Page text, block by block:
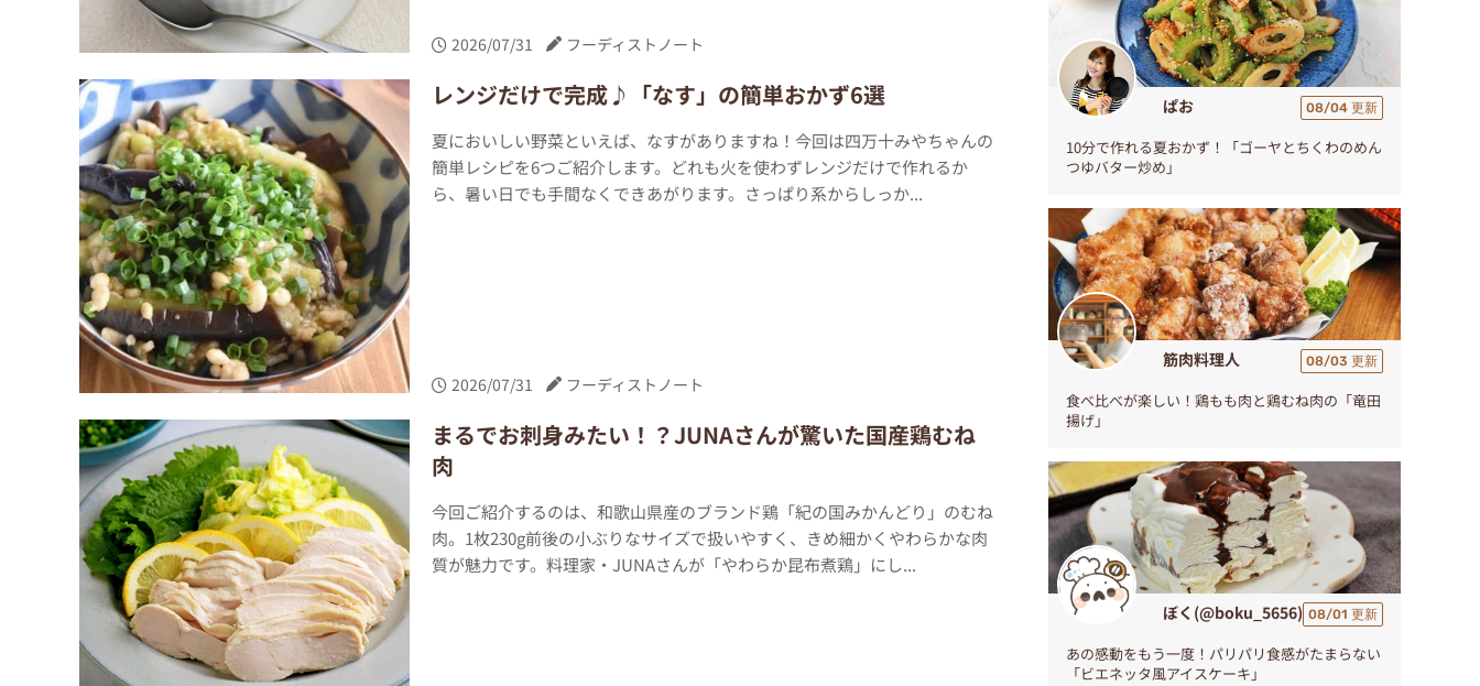
2026/07/31 フーディストノート
レンジだけで完成♪「なす」の簡単おかず6選
夏においしい野菜といえば、なすがありますね！今回は四万十みやちゃんの
簡単レシピを6つご紹介します。どれも火を使わずレンジだけで作れるか
ら、暑い日でも手間なくできあがります。さっぱり系からしっか...
2026/07/31 フーディストノート
まるでお刺身みたい！？JUNAさんが驚いた国産鶏むね
肉
今回ご紹介するのは、和歌山県産のブランド鶏「紀の国みかんどり」のむね
肉。1枚230g前後の小ぶりなサイズで扱いやすく、きめ細かくやわらかな肉
質が魅力です。料理家・JUNAさんが「やわらか昆布煮鶏」にし...
ぱお 08/04 更新
10分で作れる夏おかず！「ゴーヤとちくわのめん
つゆバター炒め」
筋肉料理人 08/03 更新
食べ比べが楽しい！鶏もも肉と鶏むね肉の「竜田
揚げ」
ぼく(@boku_5656) 08/01 更新
あの感動をもう一度！パリパリ食感がたまらない
「ビエネッタ風アイスケーキ」